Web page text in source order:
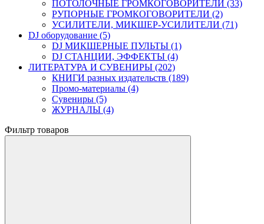
ПОТОЛОЧНЫЕ ГРОМКОГОВОРИТЕЛИ (33)
РУПОРНЫЕ ГРОМКОГОВОРИТЕЛИ (2)
УСИЛИТЕЛИ, МИКШЕР-УСИЛИТЕЛИ (71)
DJ оборудование (5)
DJ МИКШЕРНЫЕ ПУЛЬТЫ (1)
DJ СТАНЦИИ, ЭФФЕКТЫ (4)
ЛИТЕРАТУРА И СУВЕНИРЫ (202)
КНИГИ разных издательств (189)
Промо-материалы (4)
Сувениры (5)
ЖУРНАЛЫ (4)
Фильтр товаров